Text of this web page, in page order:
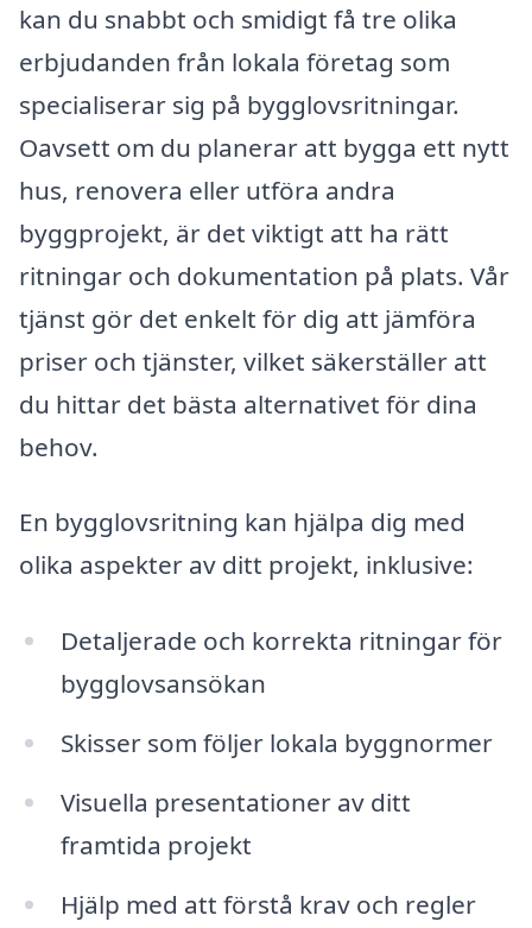
kan du snabbt och smidigt få tre olika
erbjudanden från lokala företag som
specialiserar sig på bygglovsritningar.
Oavsett om du planerar att bygga ett nytt
hus, renovera eller utföra andra
byggprojekt, är det viktigt att ha rätt
ritningar och dokumentation på plats. Vår
tjänst gör det enkelt för dig att jämföra
priser och tjänster, vilket säkerställer att
du hittar det bästa alternativet för dina
behov.
En bygglovsritning kan hjälpa dig med
olika aspekter av ditt projekt, inklusive:
Detaljerade och korrekta ritningar för
bygglovsansökan
Skisser som följer lokala byggnormer
Visuella presentationer av ditt
framtida projekt
Hjälp med att förstå krav och regler